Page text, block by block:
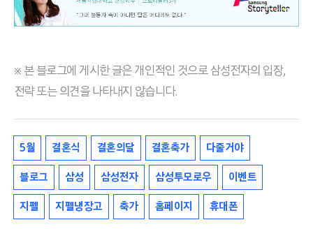
※ 본 블로그에 게시한 글은 개인적인 것으로 삼성전자의 입장,
전략 또는 의견을 나타내지 않습니다.
5월 결혼식 결혼의달 결혼축가 다줄거야
블로그 삼성 삼성전자 삼성투모로우 이벤트
지펠 지펠냉장고 축가 홈페이지 휴대폰